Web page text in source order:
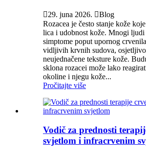
29. juna 2026. Blog
Rozacea je često stanje kože
lica i udobnost kože. Mnogi
simptome poput upornog
vidljivih krvnih sudova,
neujednačene teksture kože.
sklona rozacei može lako
okoline i njegu kože...
Pročitajte više
Vodič za prednosti
svjetlom i infracrvenim